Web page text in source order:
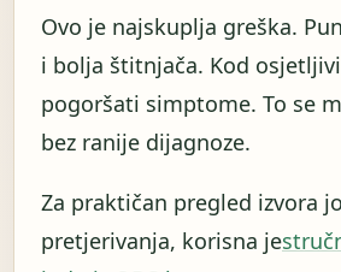
Ovo je najskuplja greška.
i bolja štitnjača. Kod
pogoršati simptome. To se
bez ranije dijagnoze.
Za praktičan pregled izvora
pretjerivanja, korisna je